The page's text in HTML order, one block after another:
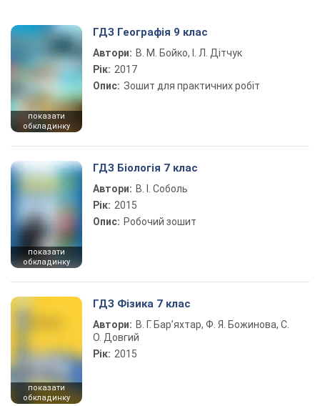
показати
обкладинку
ГДЗ Географія 9 клас
Автори: В. М. Бойко, І. Л. Дітчук
Рік: 2017
Опис: Зошит для практичних робіт
показати
обкладинку
ГДЗ Біологія 7 клас
Автори: В. І. Соболь
Рік: 2015
Опис: Робочий зошит
показати
обкладинку
ГДЗ Фізика 7 клас
Автори: В. Г. Бар’яхтар, Ф. Я. Божинова, С.
О. Довгий
Рік: 2015